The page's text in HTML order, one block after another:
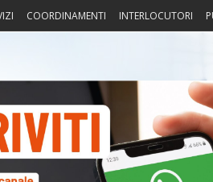
COORDINAMENTI INTERLOCUTORI
Portierato Intorno alla casa